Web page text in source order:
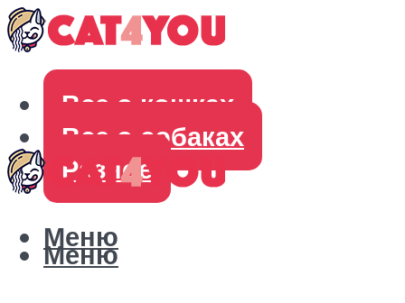
Все о кошках
Все о собаках
Разное
Меню
Меню